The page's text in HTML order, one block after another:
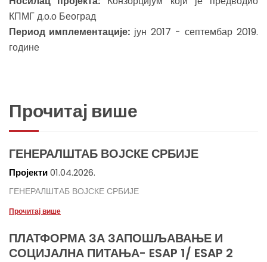
КПМГ д.о.о Београд
Период имплементације: јун 2017 - септембар 2019.
године
Прочитај више
ГЕНЕРАЛШТАБ ВОЈСКЕ СРБИЈЕ
Пројекти01.04.2026.
ГЕНЕРАЛШТАБ ВОЈСКЕ СРБИЈЕ
Прочитај више
ПЛАТФОРМА ЗА ЗАПОШЉАВАЊЕ И
СОЦИЈАЛНА ПИТАЊА- ESAP 1/ ESAP 2